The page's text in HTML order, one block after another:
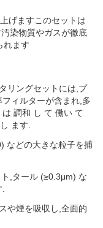
げますこのセットは
染物質やガスが徹底
れます
リングセットには,プ
ィルターが含まれ,多
調和 し て 働い て
ます.
などの大きな粒子を捕
,タール (≥0.3μm) な
や煙を吸収し,全面的